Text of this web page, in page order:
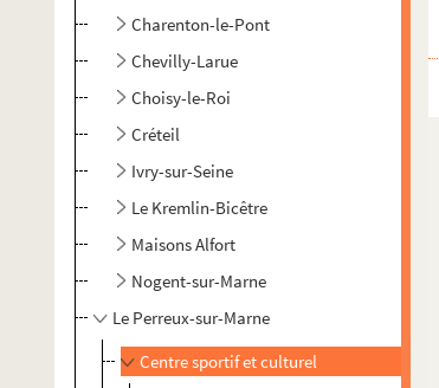
Charenton-le-Pont
Chevilly-Larue
Choisy-le-Roi
Créteil
Ivry-sur-Seine
Le Kremlin-Bicêtre
Maisons Alfort
Nogent-sur-Marne
Le Perreux-sur-Marne
Centre sportif et culturel